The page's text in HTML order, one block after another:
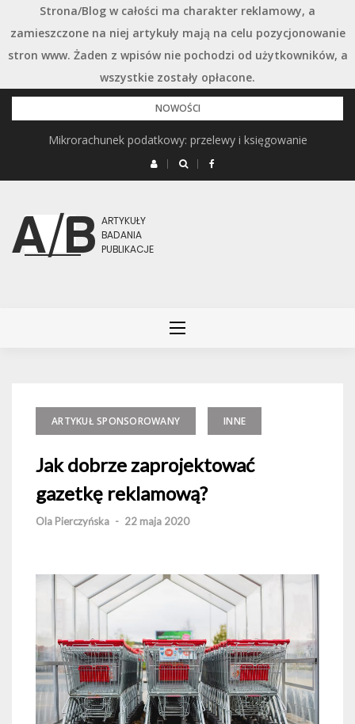
Strona/Blog w całości ma charakter reklamowy, a
zamieszczone na niej artykuły mają na celu pozycjonowanie
stron www. Żaden z wpisów nie pochodzi od użytkowników, a
wszystkie zostały opłacone.
Przejdź
do
NOWOŚCI
Mikrorachunek podatkowy: przelewy i księgowanie
Podstawowe rodzaje śrub – przegląd najważniejszych typów
ARTYKUŁ SPONSOROWANY INNE
Jak dobrze zaprojektować
gazetkę reklamową?
Ola Pierczyńska - 22 maja 2020